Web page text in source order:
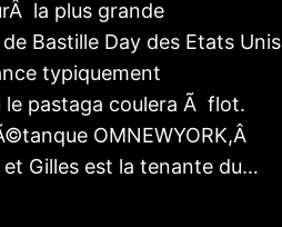
la plus grande
Bastille Day des Etats Unis
typiquement
le pastaga coulera Ã flot.
OMNEWYORK,Â
Gilles est la tenante du…